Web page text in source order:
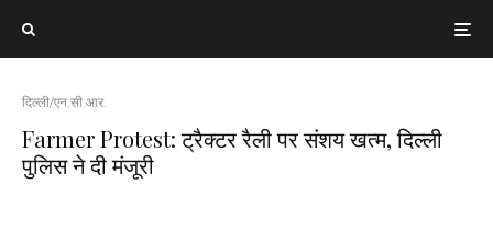
दिल्ली/एन.सी.आर.
Farmer Protest: ट्रैक्टर रैली पर संशय खत्म, दिल्ली
पुलिस ने दी मंजूरी